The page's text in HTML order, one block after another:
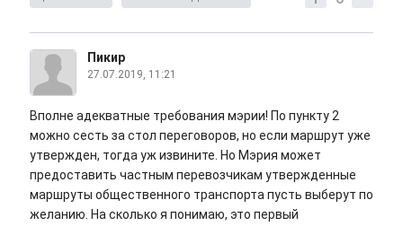
Пикир
27.07.2019, 11:21
Вполне адекватные требования мэрии! По пункту 2
можно сесть за стол переговоров, но если маршрут уже
утвержден, тогда уж извините. Но Мэрия может
предоставить частным перевозчикам утвержденные
маршруты общественного транспорта пусть выберут по
желанию. На сколько я понимаю, это первый